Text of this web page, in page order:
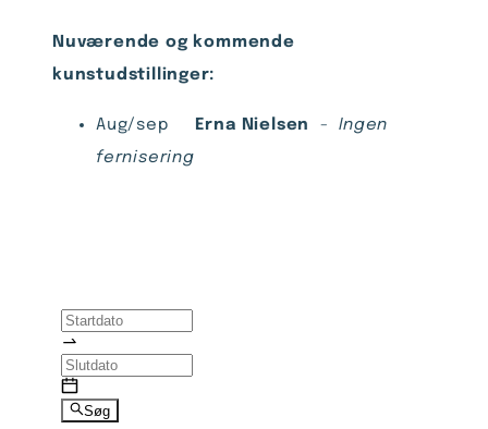
Nuværende og kommende
kunstudstillinger:
Aug/sep Erna Nielsen
- Ingen
fernisering